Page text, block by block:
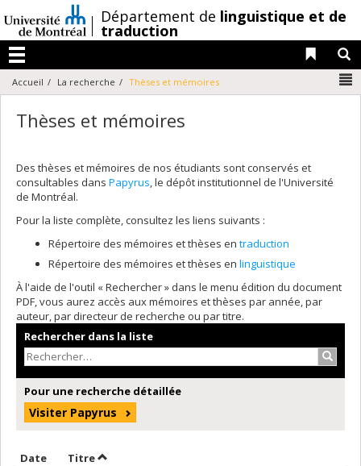
au
contenu
/Département de linguistique et de
traduction
Menu
Liens
Accueil La recherche Thèses et mémoires
Thèses et mémoires
Des thèses et mémoires de nos étudiants sont conservés et
consultables dans Papyrus, le dépôt institutionnel de l'Université
de Montréal.
Pour la liste complète, consultez les liens suivants :
Répertoire des mémoires et thèses en traduction
Répertoire des mémoires et thèses en linguistique
À l'aide de l'outil « Rechercher » dans le menu édition du document
PDF, vous aurez accès aux mémoires et thèses par année, par
auteur, par directeur de recherche ou par titre.
Rechercher dans la liste
Pour une recherche détaillée
Visiter Papyrus
Date Trier par date en ordre croissant
TitreTrier par titre en ordre croissant